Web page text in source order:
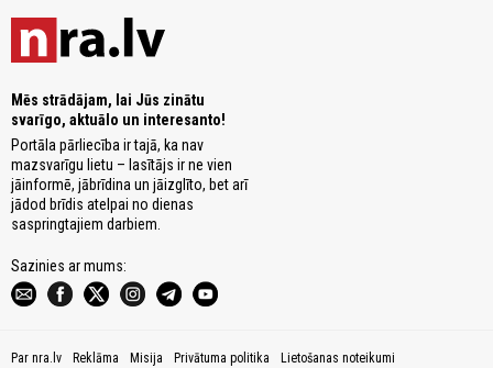
Mēs strādājam, lai Jūs zinātu
svarīgo, aktuālo un interesanto!
Portāla pārliecība ir tajā, ka nav
mazsvarīgu lietu – lasītājs ir ne vien
jāinformē, jābrīdina un jāizglīto, bet arī
jādod brīdis atelpai no dienas
saspringtajiem darbiem.
Sazinies ar mums:
Par nra.lv Reklāma Misija Privātuma politika Lietošanas noteikumi